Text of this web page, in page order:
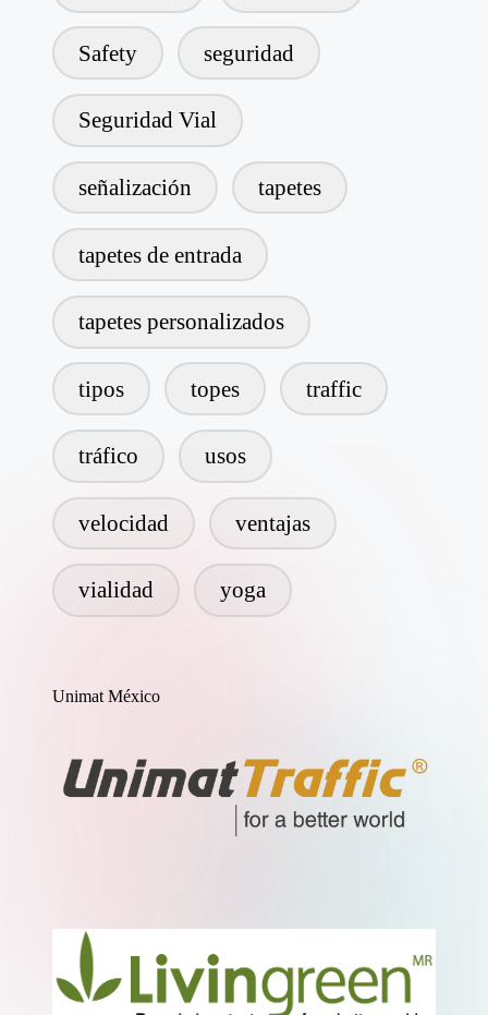
Safety seguridad
Seguridad Vial
señalización tapetes
tapetes de entrada
tapetes personalizados
tipos topes traffic
tráfico usos
velocidad ventajas
vialidad yoga
Unimat México